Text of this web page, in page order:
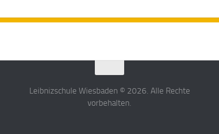
Leibnizschule Wiesbaden © 2026. Alle Rechte
vorbehalten.